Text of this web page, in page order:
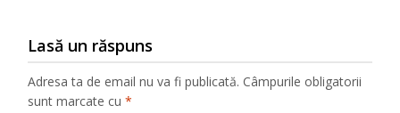
Lasă un răspuns
Adresa ta de email nu va fi publicată. Câmpurile obligatorii
sunt marcate cu*